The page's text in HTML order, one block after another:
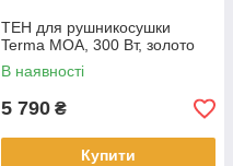
ТЕН для рушникосушки
Terma MOA, 300 Вт, золото
В наявності
5 790 ₴
Купити